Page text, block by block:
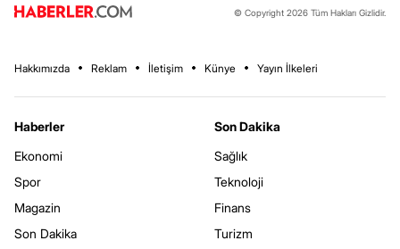
© Copyright 2026 Tüm Hakları Gizlidir.
Hakkımızda Reklam İletişim Künye Yayın İlkeleri
Haberler
Ekonomi
Spor
Magazin
Son Dakika
Son Dakika
Sağlık
Teknoloji
Finans
Turizm